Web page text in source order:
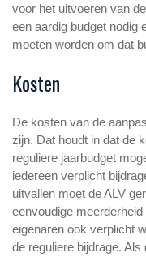
voor het uitvoeren van
een aardig budget nodig
moeten worden om dat
Kosten
De kosten van de
zijn. Dat houdt in dat de
reguliere jaarbudget
iedereen verplicht
uitvallen moet de ALV
eenvoudige
eigenaren ook verplicht
de reguliere bijdrage.